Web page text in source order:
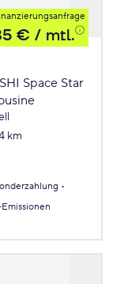
€ / mtl.
Space Star
km